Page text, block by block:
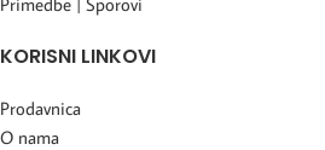
KORISNI LINKOVI
Prodavnica
O nama